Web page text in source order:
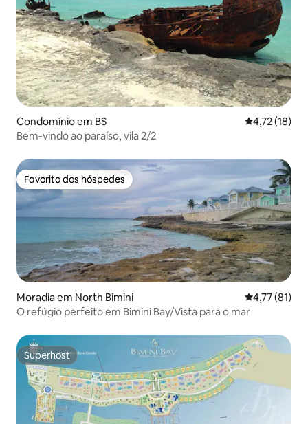
Condomínio em BS
4,72 (18)
Bem-vindo ao paraíso, vila 2/2
Favorito dos hóspedes
Favorito dos hóspedes
Moradia em North Bimini
4,77 (81)
O refúgio perfeito em Bimini Bay/Vista para o mar
Superhost
Superhost